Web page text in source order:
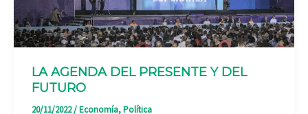
LA AGENDA DEL PRESENTE Y DEL
FUTURO
20/11/2022/Economía,Política